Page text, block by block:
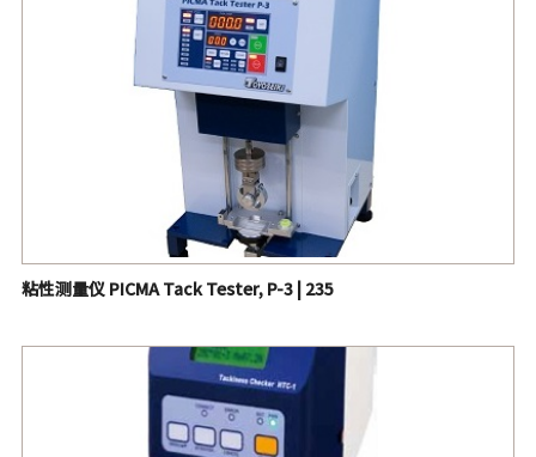
粘性测量仪 PICMA Tack Tester, P-3 | 235